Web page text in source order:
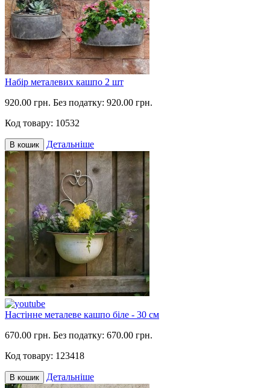
Набір металевих кашпо 2 шт
920.00 грн. Без податку: 920.00 грн.
Код товару: 10532
В кошик Детальніше
Настінне металеве кашпо біле - 30 см
670.00 грн. Без податку: 670.00 грн.
Код товару: 123418
В кошик Детальніше